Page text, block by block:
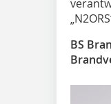
BS